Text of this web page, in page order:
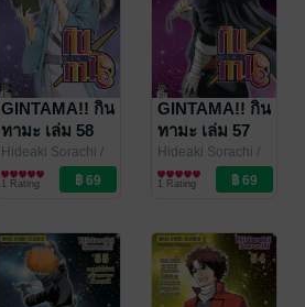
GINTAMA!! กิน
ทามะ เล่ม 58
Hideaki Sorachi /
Siam Inter Comics
การ์ตูนทั่วไป
1 Rating
GINTAMA!! กิน
ทามะ เล่ม 57
Hideaki Sorachi /
Siam Inter Comics
การ์ตูนทั่วไป
1 Rating